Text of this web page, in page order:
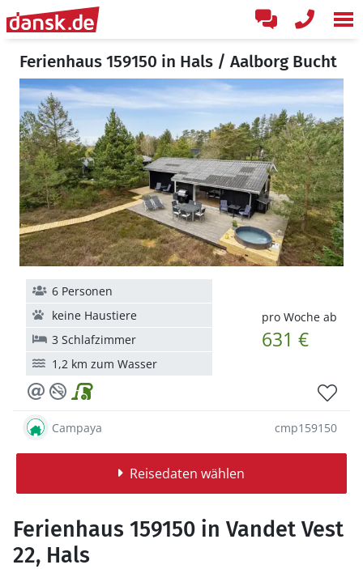
Ferienhaus 159150 in Hals / Aalborg Bucht
pro Woche ab
631 €
6 Personen
keine Haustiere
3 Schlafzimmer
1,2 km zum Wasser
Campaya cmp159150
Reisedaten wählen
Ferienhaus 159150 in Vandet Vest
22, Hals